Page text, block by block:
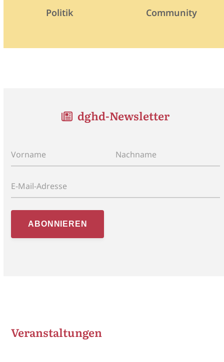
Politik Community
dghd-Newsletter
Vorname Nachname
E-Mail-Adresse
ABONNIEREN
Veranstaltungen